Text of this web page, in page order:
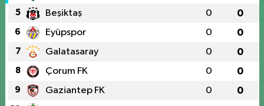
5 Beşiktaş 0 0
6 Eyüpspor 0 0
7 Galatasaray 0 0
8 Çorum FK 0 0
9 Gaziantep FK 0 0